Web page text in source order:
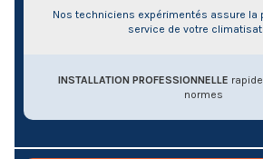
Nos techniciens expérimentés assure la
service de votre
INSTALLATION PROFESSIONNELLE
normes